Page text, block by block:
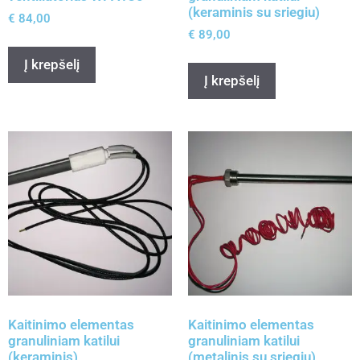
€ 84,00
Į krepšelį
(keraminis su sriegiu)
€ 89,00
Į krepšelį
Kaitinimo elementas
granuliniam katilui
(keraminis)
Kaitinimo elementas
granuliniam katilui
(metalinis su sriegiu)